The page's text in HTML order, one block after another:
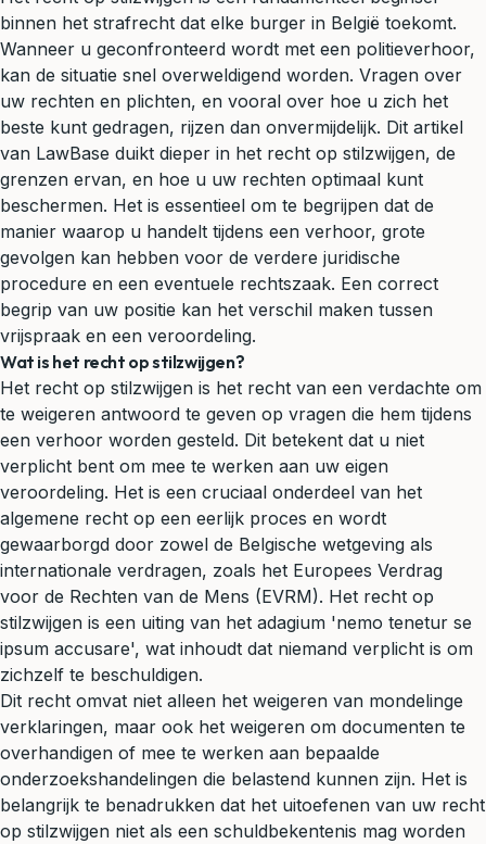
binnen het strafrecht dat elke burger in België toekomt.
Wanneer u geconfronteerd wordt met een politieverhoor,
kan de situatie snel overweldigend worden. Vragen over
uw rechten en plichten, en vooral over hoe u zich het
beste kunt gedragen, rijzen dan onvermijdelijk. Dit artikel
van LawBase duikt dieper in het recht op stilzwijgen, de
grenzen ervan, en hoe u uw rechten optimaal kunt
beschermen. Het is essentieel om te begrijpen dat de
manier waarop u handelt tijdens een verhoor, grote
gevolgen kan hebben voor de verdere juridische
procedure en een eventuele rechtszaak. Een correct
begrip van uw positie kan het verschil maken tussen
vrijspraak en een veroordeling.
Wat is het recht op stilzwijgen?
Het recht op stilzwijgen is het recht van een verdachte om
te weigeren antwoord te geven op vragen die hem tijdens
een verhoor worden gesteld. Dit betekent dat u niet
verplicht bent om mee te werken aan uw eigen
veroordeling. Het is een cruciaal onderdeel van het
algemene recht op een eerlijk proces en wordt
gewaarborgd door zowel de Belgische wetgeving als
internationale verdragen, zoals het Europees Verdrag
voor de Rechten van de Mens (EVRM). Het recht op
stilzwijgen is een uiting van het adagium 'nemo tenetur se
ipsum accusare', wat inhoudt dat niemand verplicht is om
zichzelf te beschuldigen.
Dit recht omvat niet alleen het weigeren van mondelinge
verklaringen, maar ook het weigeren om documenten te
overhandigen of mee te werken aan bepaalde
onderzoekshandelingen die belastend kunnen zijn. Het is
belangrijk te benadrukken dat het uitoefenen van uw recht
op stilzwijgen niet als een schuldbekentenis mag worden